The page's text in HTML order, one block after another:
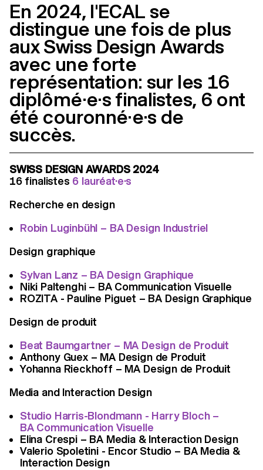
En 2024, l'ECAL se
distingue une fois de plus
aux Swiss Design Awards
avec une forte
représentation: sur les 16
diplômé·e·s finalistes, 6 ont
été couronné·e·s de
succès.
SWISS DESIGN AWARDS 2024
16 finalistes 6 lauréat·e·s
Recherche en design
Robin Luginbühl – BA Design Industriel
Design graphique
Sylvan Lanz – BA Design Graphique
Niki Paltenghi – BA Communication Visuelle
ROZITA - Pauline Piguet – BA Design Graphique
Design de produit
Beat Baumgartner – MA Design de Produit
Anthony Guex – MA Design de Produit
Yohanna Rieckhoff – MA Design de Produit
Media and Interaction Design
Studio Harris-Blondmann - Harry Bloch –
BA Communication Visuelle
Elina Crespi – BA Media & Interaction Design
Valerio Spoletini - Encor Studio – BA Media &
Interaction Design